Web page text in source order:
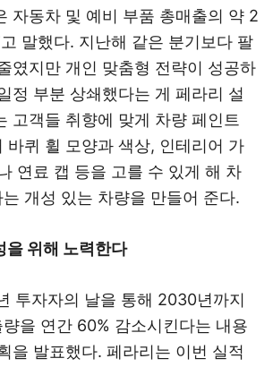
자동차 및 예비 부품 총매출의 약 2
말했다. 지난해 같은 분기보다 팔
였지만 개인 맞춤형 전략이 성공하
정 부분 상쇄했다는 게 페라리 설
고객들 취향에 맞게 차량 페인트
바퀴 휠 모양과 색상, 인테리어 가
연료 캡 등을 고를 수 있게 해 차
개성 있는 차량을 만들어 준다.
위해 노력한다
투자자의 날을 통해 2030년까지
을 연간 60% 감소시킨다는 내용
을 발표했다. 페라리는 이번 실적